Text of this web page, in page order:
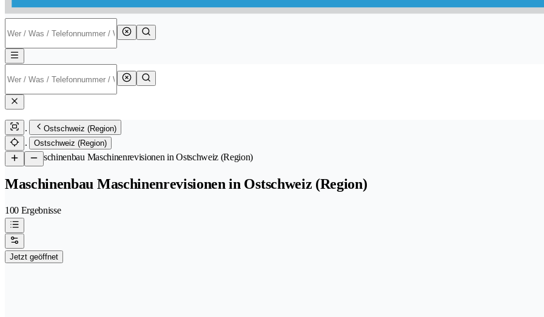
Ostschweiz (Region)
Ostschweiz (Region)
/Maschinenbau Maschinenrevisionen in Ostschweiz (Region)
Maschinenbau Maschinenrevisionen in Ostschweiz (Region)
100 Ergebnisse
Jetzt geöffnet